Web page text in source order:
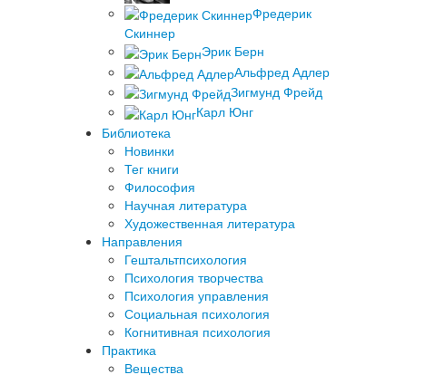
Фредерик
Скиннер
Эрик Берн
Альфред Адлер
Зигмунд Фрейд
Карл Юнг
Библиотека
Новинки
Тег книги
Философия
Научная литература
Художественная литература
Направления
Гештальтпсихология
Психология творчества
Психология управления
Социальная психология
Когнитивная психология
Практика
Вещества